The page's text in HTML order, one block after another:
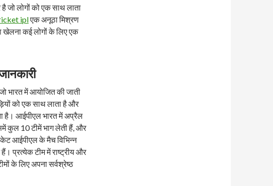
जो लोगों को एक साथ लाता
iplएक अनूठा मिश्रण
खेलना कई लोगों के लिए एक
भारत में आयोजित की जाती
को एक साथ लाता है और
है। आईपीएल भारत में अप्रैल
कुल 10 टीमें भाग लेती हैं, और
आईपीएल के मैच विभिन्न
प्रत्येक टीम में राष्ट्रीय और
के लिए अपना सर्वश्रेष्ठ